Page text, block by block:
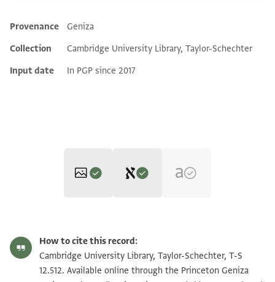
Additional metadata
Provenance
Geniza
Collection
Cambridge University Library, Taylor-Schechter
Input date
In PGP since 2017
S. D. Goitein's unpublished edition (1950–85).
בשמ [רח]מ נעש ונצליח
כאנת] אלולאדה אלסעידה באדן אללה פי אלוקת
T-S 12.512 1v Zoom and Rotate
How to cite this record:
Cambridge University Library, Taylor-Schechter, T-S
12.512. Available online through the Princeton Geniza